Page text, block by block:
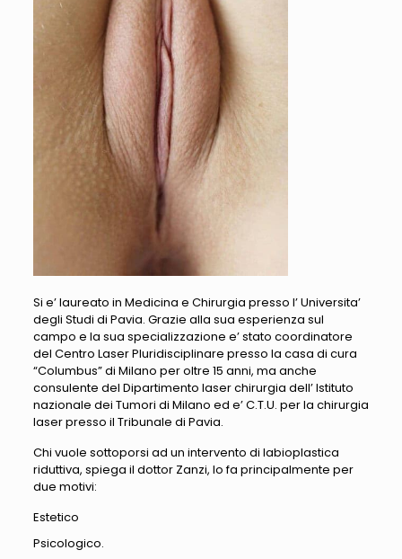
Si e’ laureato in Medicina e Chirurgia presso l’ Universita’
degli Studi di Pavia. Grazie alla sua esperienza sul
campo e la sua specializzazione e’ stato coordinatore
del Centro Laser Pluridisciplinare presso la casa di cura
“Columbus” di Milano per oltre 15 anni, ma anche
consulente del Dipartimento laser chirurgia dell’ Istituto
nazionale dei Tumori di Milano ed e’ C.T.U. per la chirurgia
laser presso il Tribunale di Pavia.
Chi vuole sottoporsi ad un intervento di labioplastica
riduttiva, spiega il dottor Zanzi, lo fa principalmente per
due motivi:
Estetico
Psicologico.